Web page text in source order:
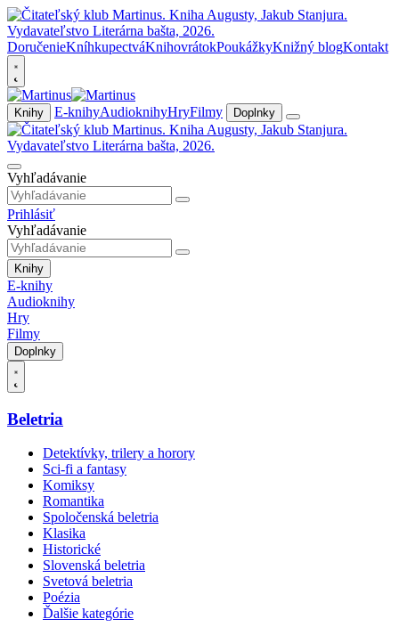
DoručenieKníhkupectváKnihovrátokPoukážkyKnižný blogKontakt
Knihy E-knihyAudioknihyHryFilmy Doplnky
Vyhľadávanie
Prihlásiť
Vyhľadávanie
Knihy
E-knihy
Audioknihy
Hry
Filmy
Doplnky
Beletria
Detektívky, trilery a horory
Sci-fi a fantasy
Komiksy
Romantika
Spoločenská beletria
Klasika
Historické
Slovenská beletria
Svetová beletria
Poézia
Ďalšie kategórie